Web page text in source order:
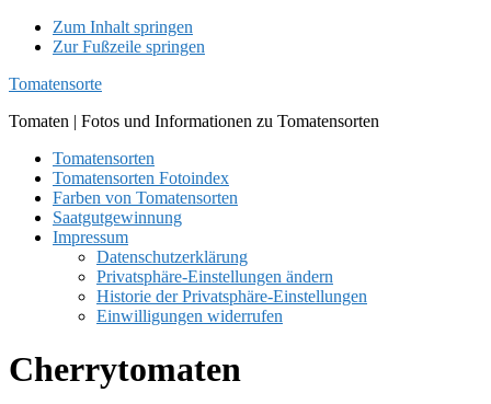
Zum Inhalt springen
Zur Fußzeile springen
Tomatensorte
Tomaten | Fotos und Informationen zu Tomatensorten
Tomatensorten
Tomatensorten Fotoindex
Farben von Tomatensorten
Saatgutgewinnung
Impressum
Datenschutzerklärung
Privatsphäre-Einstellungen ändern
Historie der Privatsphäre-Einstellungen
Einwilligungen widerrufen
Cherrytomaten